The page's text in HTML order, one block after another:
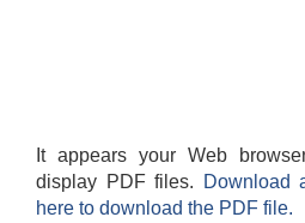
It appears your Web
display PDF files.
Download
here to download the PDF file.